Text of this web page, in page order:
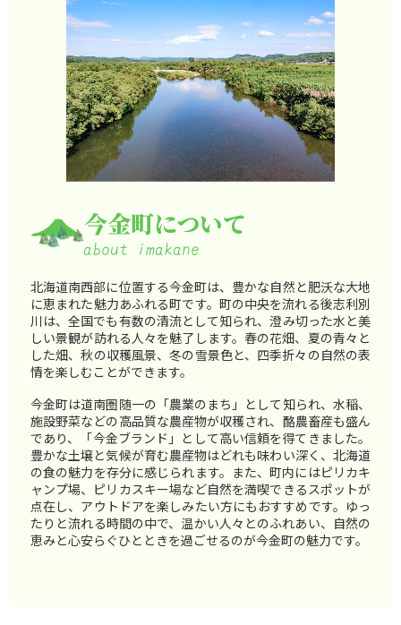
今金町について
北海道南西部に位置する今金町は、豊かな自然と肥沃な大地
に恵まれた魅力あふれる町です。町の中央を流れる後志利別
川は、全国でも有数の清流として知られ、澄み切った水と美
しい景観が訪れる人々を魅了します。春の花畑、夏の青々と
した畑、秋の収穫風景、冬の雪景色と、四季折々の自然の表
情を楽しむことができます。
今金町は道南圏随一の「農業のまち」として知られ、水稲、
施設野菜などの高品質な農産物が収穫され、酪農畜産も盛ん
であり、「今金ブランド」として高い信頼を得てきました。
豊かな土壌と気候が育む農産物はどれも味わい深く、北海道
の食の魅力を存分に感じられます。また、町内にはピリカキ
ャンプ場、ピリカスキー場など自然を満喫できるスポットが
点在し、アウトドアを楽しみたい方にもおすすめです。ゆっ
たりと流れる時間の中で、温かい人々とのふれあい、自然の
恵みと心安らぐひとときを過ごせるのが今金町の魅力です。